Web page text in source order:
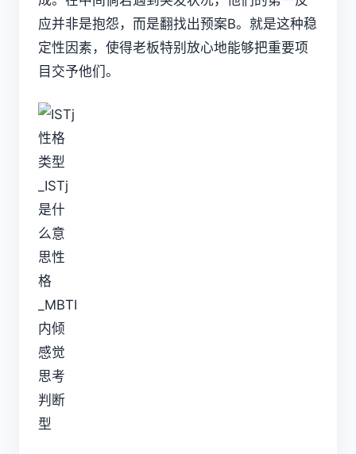
应并非是抱怨，而是翻找出预案B。就是这种稳
定性因素，使得老板特别放心地能够把重要项
目交予他们。